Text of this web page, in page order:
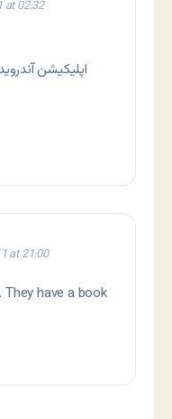
at 02:32
اپلیکیشن
at 21:00
. They have a book